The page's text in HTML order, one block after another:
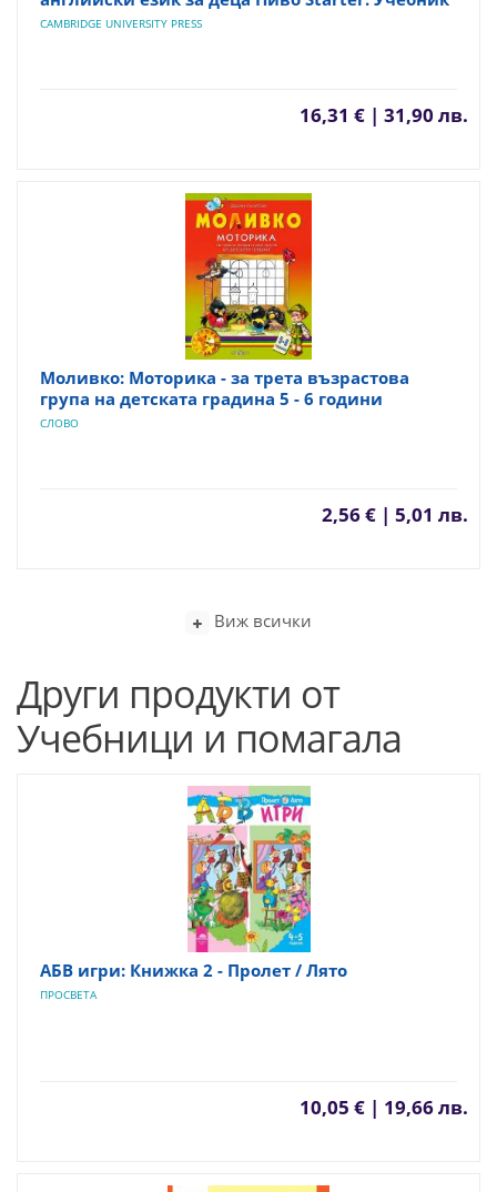
CAMBRIDGE UNIVERSITY PRESS
16,31 € | 31,90 лв.
Моливко: Моторика - за трета възрастова
група на детската градина 5 - 6 години
СЛОВО
2,56 € | 5,01 лв.
Виж всички
Други продукти от
Учебници и помагала
АБВ игри: Книжка 2 - Пролет / Лято
ПРОСВЕТА
10,05 € | 19,66 лв.